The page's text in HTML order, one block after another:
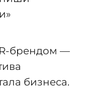
брендом —
бизнеса.